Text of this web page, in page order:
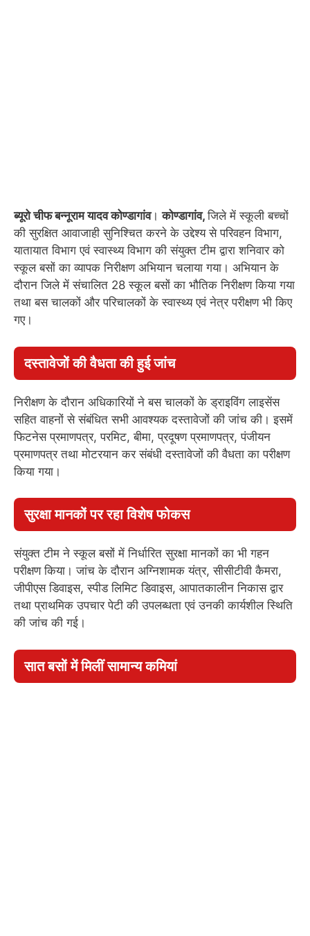
ब्यूरो चीफ बन्नूराम यादव कोण्डागांव।कोण्डागांव,जिले में स्कूली बच्चों
की सुरक्षित आवाजाही सुनिश्चित करने के उद्देश्य से परिवहन विभाग,
यातायात विभाग एवं स्वास्थ्य विभाग की संयुक्त टीम द्वारा शनिवार को
स्कूल बसों का व्यापक निरीक्षण अभियान चलाया गया। अभियान के
दौरान जिले में संचालित 28 स्कूल बसों का भौतिक निरीक्षण किया गया
तथा बस चालकों और परिचालकों के स्वास्थ्य एवं नेत्र परीक्षण भी किए
गए।
दस्तावेजों की वैधता की हुई जांच
निरीक्षण के दौरान अधिकारियों ने बस चालकों के ड्राइविंग लाइसेंस
सहित वाहनों से संबंधित सभी आवश्यक दस्तावेजों की जांच की। इसमें
फिटनेस प्रमाणपत्र, परमिट, बीमा, प्रदूषण प्रमाणपत्र, पंजीयन
प्रमाणपत्र तथा मोटरयान कर संबंधी दस्तावेजों की वैधता का परीक्षण
किया गया।
सुरक्षा मानकों पर रहा विशेष फोकस
संयुक्त टीम ने स्कूल बसों में निर्धारित सुरक्षा मानकों का भी गहन
परीक्षण किया। जांच के दौरान अग्निशामक यंत्र, सीसीटीवी कैमरा,
जीपीएस डिवाइस, स्पीड लिमिट डिवाइस, आपातकालीन निकास द्वार
तथा प्राथमिक उपचार पेटी की उपलब्धता एवं उनकी कार्यशील स्थिति
की जांच की गई।
सात बसों में मिलीं सामान्य कमियां